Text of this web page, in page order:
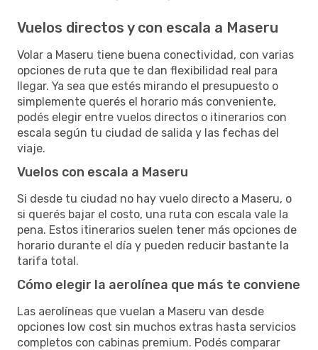
Vuelos directos y con escala a Maseru
Volar a Maseru tiene buena conectividad, con varias
opciones de ruta que te dan flexibilidad real para
llegar. Ya sea que estés mirando el presupuesto o
simplemente querés el horario más conveniente,
podés elegir entre vuelos directos o itinerarios con
escala según tu ciudad de salida y las fechas del
viaje.
Vuelos con escala a Maseru
Si desde tu ciudad no hay vuelo directo a Maseru, o
si querés bajar el costo, una ruta con escala vale la
pena. Estos itinerarios suelen tener más opciones de
horario durante el día y pueden reducir bastante la
tarifa total.
Cómo elegir la aerolínea que más te conviene
Las aerolíneas que vuelan a Maseru van desde
opciones low cost sin muchos extras hasta servicios
completos con cabinas premium. Podés comparar